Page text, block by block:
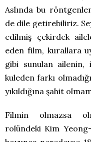
Aslında bu
de dile getirebiliriz.
edilmiş çekirdek
eden film, kurallara
gibi sunulan ailenin,
kuleden farkı
yıkıldığına şahit
Filmin olmazsa
rolündeki Kim